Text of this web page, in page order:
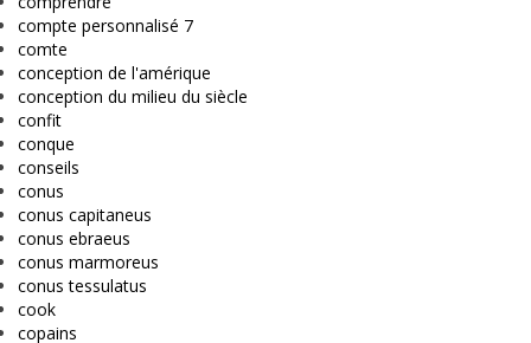
compte personnalisé 7
comte
conception de l'amérique
conception du milieu du siècle
confit
conque
conseils
conus
conus capitaneus
conus ebraeus
conus marmoreus
conus tessulatus
cook
copains